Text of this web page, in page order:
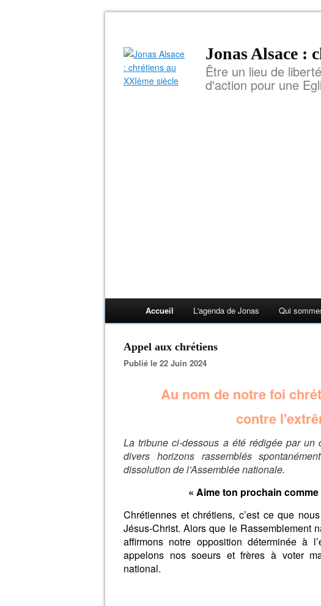
Jonas Alsace :
Être un lieu de
d'action pour une
Accueil L'agenda de Jonas Qui
Appel aux chrétiens
Publié le 22 Juin 2024
Au nom de notre foi
contre
La tribune ci-dessous a été rédigée par
divers horizons rassemblés
dissolution de l’Assemblée nationale.
« Aime ton prochain comme
Chrétiennes et chrétiens, c’est ce que
Jésus-Christ. Alors que le Rassemblement
affirmons notre opposition déterminée à
appelons nos soeurs et frères à voter
national.